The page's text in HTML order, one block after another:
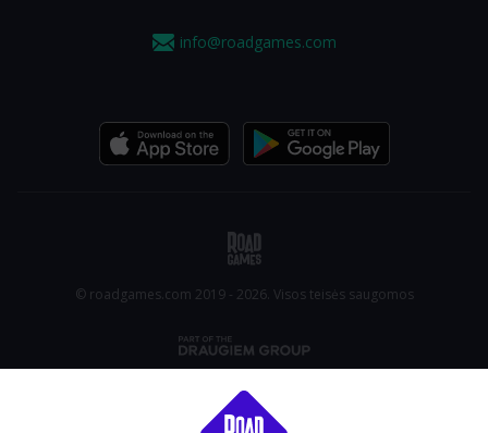
info@roadgames.com
© roadgames.com 2019 - 2026. Visos teisės saugomos